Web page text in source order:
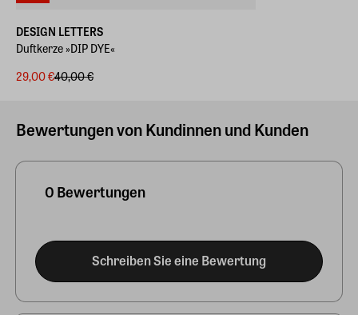
DESIGN LETTERS
Duftkerze »DIP DYE«
29,00 €40,00 €
Bewertungen von Kundinnen und Kunden
0 Bewertungen
Schreiben Sie eine Bewertung